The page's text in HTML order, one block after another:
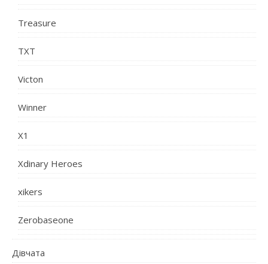
Treasure
TXT
Victon
Winner
X1
Xdinary Heroes
xikers
Zerobaseone
Дівчата